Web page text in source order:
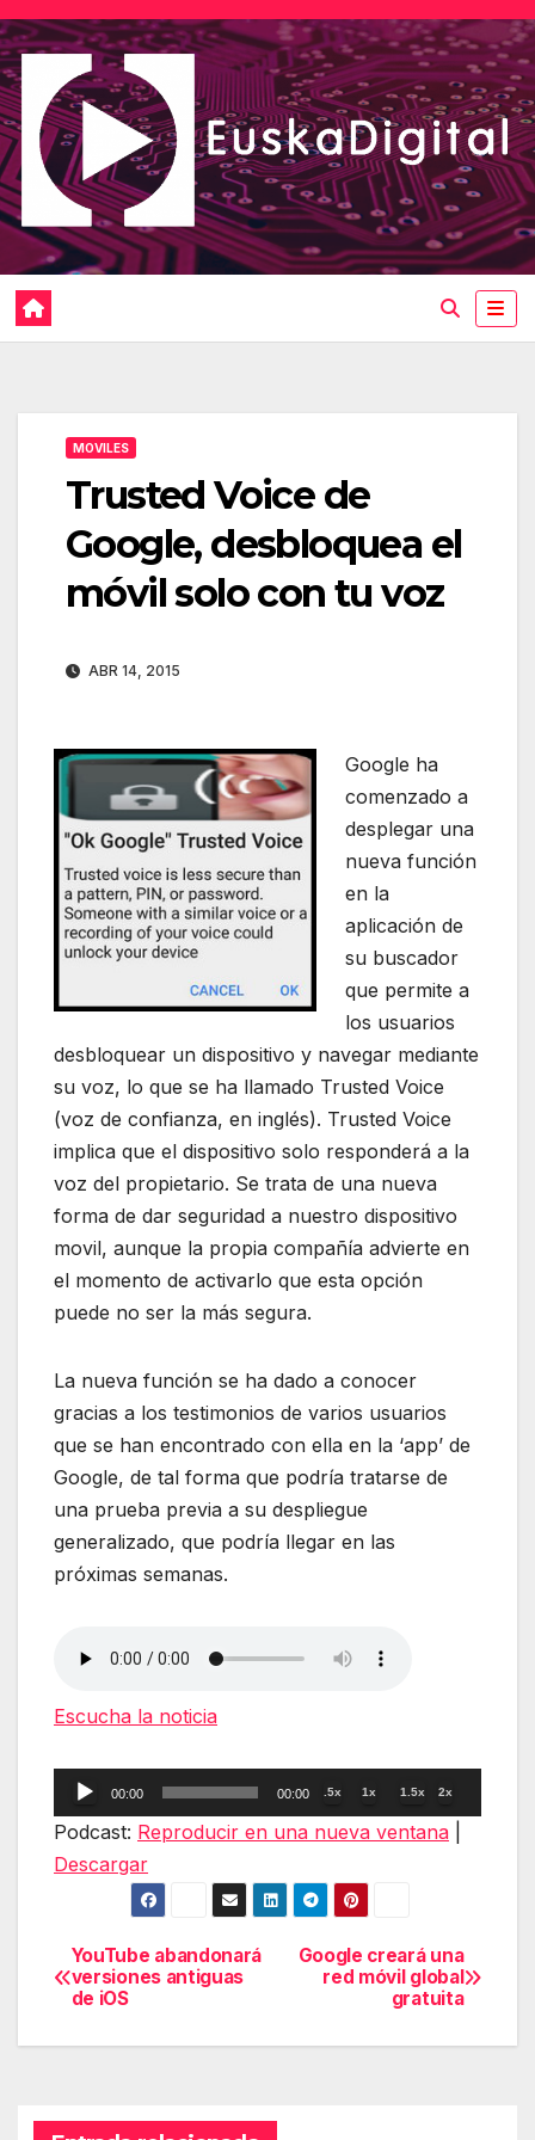
Saltar
al
contenido
MOVILES
Trusted Voice de
Google, desbloquea el
móvil solo con tu voz
ABR 14, 2015
Google ha
comenzado a
desplegar una
nueva función
en la
aplicación de
su buscador
que permite a
los usuarios
desbloquear un dispositivo y navegar mediante
su voz, lo que se ha llamado Trusted Voice
(voz de confianza, en inglés). Trusted Voice
implica que el dispositivo solo responderá a la
voz del propietario. Se trata de una nueva
forma de dar seguridad a nuestro dispositivo
movil, aunque la propia compañía advierte en
el momento de activarlo que esta opción
puede no ser la más segura.
La nueva función se ha dado a conocer
gracias a los testimonios de varios usuarios
que se han encontrado con ella en la ‘app’ de
Google, de tal forma que podría tratarse de
una prueba previa a su despliegue
generalizado, que podría llegar en las
próximas semanas.
Escucha la noticia
Reproductor
de
00:00 00:00 .5x 1x 1.5x 2x
Podcast: Reproducir en una nueva ventana
Descargar
Navegación
de
Google creará una
red móvil global
gratuita
YouTube abandonará
versiones antiguas
de iOS